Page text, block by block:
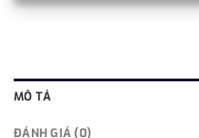
MÔ TẢ
ĐÁNH GIÁ (0)